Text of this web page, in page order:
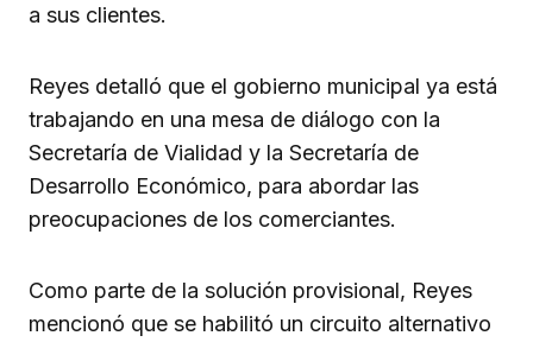
a sus clientes.
Reyes detalló que el gobierno municipal ya está
trabajando en una mesa de diálogo con la
Secretaría de Vialidad y la Secretaría de
Desarrollo Económico, para abordar las
preocupaciones de los comerciantes.
Como parte de la solución provisional, Reyes
mencionó que se habilitó un circuito alternativo